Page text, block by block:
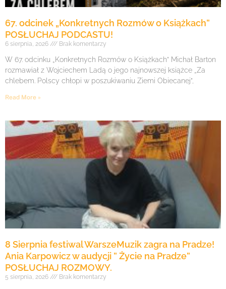
67. odcinek „Konkretnych Rozmów o Książkach”
POSŁUCHAJ PODCASTU!
6 sierpnia, 2026 Brak komentarzy
W 67. odcinku „Konkretnych Rozmów o Książkach” Michał Barton
rozmawiał z Wojciechem Ladą o jego najnowszej książce „Za
chlebem. Polscy chłopi w poszukiwaniu Ziemi Obiecanej”,
Read More »
8 Sierpnia festiwal WarszeMuzik zagra na Pradze!
Ania Karpowicz w audycji ” Życie na Pradze”
POSŁUCHAJ ROZMOWY.
5 sierpnia, 2026 Brak komentarzy